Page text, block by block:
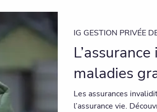
IG GESTION PRIVÉE
maladies
Les assurances
l’assurance vie.